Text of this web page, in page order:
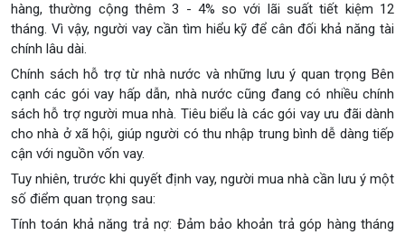
hàng, thường cộng thêm 3 - 4% so với lãi suất tiết kiệm 12
tháng. Vì vậy, người vay cần tìm hiểu kỹ để cân đối khả năng tài
chính lâu dài.
Chính sách hỗ trợ từ nhà nước và những lưu ý quan trọng Bên
cạnh các gói vay hấp dẫn, nhà nước cũng đang có nhiều chính
sách hỗ trợ người mua nhà. Tiêu biểu là các gói vay ưu đãi dành
cho nhà ở xã hội, giúp người có thu nhập trung bình dễ dàng tiếp
cận với nguồn vốn vay.
Tuy nhiên, trước khi quyết định vay, người mua nhà cần lưu ý một
số điểm quan trọng sau:
Tính toán khả năng trả nợ: Đảm bảo khoản trả góp hàng tháng